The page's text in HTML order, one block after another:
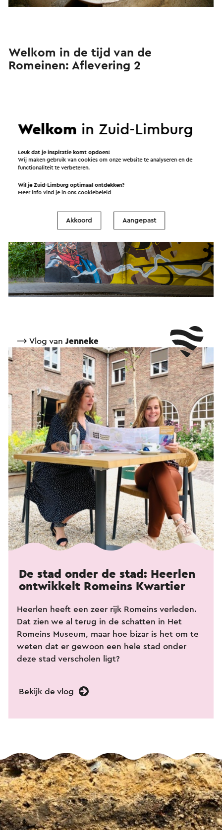
Welkom in de tijd van de
Romeinen: Aflevering 2
Jenny Kranendonk - Stadsgids Visit Zuid-Limburg
Christian Kicken - Deed onderzoek naar het Minervabeeldje
⟶ Vlog van Jenneke
De stad onder de stad: Heerlen
ontwikkelt Romeins Kwartier
Heerlen heeft een zeer rijk Romeins verleden.
Dat zien we al terug in de schatten in Het
Romeins Museum, maar hoe bizar is het om te
weten dat er gewoon een hele stad onder
deze stad verscholen ligt?
Bekijk de vlog
Welkom in Zuid-Limburg
Leuk dat je inspiratie komt opdoen!
Wij maken gebruik van cookies om onze website te analyseren en de
functionaliteit te verbeteren.
Wil je Zuid-Limburg optimaal ontdekken?
Meer info vind je in onscookiebeleid
Akkoord Aangepast